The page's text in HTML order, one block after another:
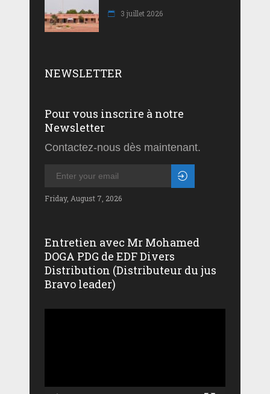
3 juillet 2026
NEWSLETTER
Pour vous inscrire à notre
Newsletter
Contactez-nous dès maintenant.
Friday, August 7, 2026
Entretien avec Mr Mohamed
DOGA PDG de EDF Divers
Distribution (Distributeur du jus
Bravo leader)